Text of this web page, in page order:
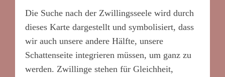
Die Suche nach der Zwillingsseele wird durch
dieses Karte dargestellt und symbolisiert, dass
wir auch unsere andere Hälfte, unsere
Schattenseite integrieren müssen, um ganz zu
werden. Zwillinge stehen für Gleichheit,